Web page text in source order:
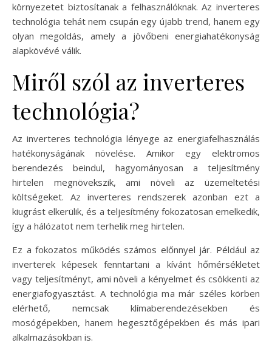
környezetet biztosítanak a felhasználóknak. Az inverteres
technológia tehát nem csupán egy újabb trend, hanem egy
olyan megoldás, amely a jövőbeni energiahatékonyság
alapkövévé válik.
Miről szól az inverteres
technológia?
Az inverteres technológia lényege az energiafelhasználás
hatékonyságának növelése. Amikor egy elektromos
berendezés beindul, hagyományosan a teljesítmény
hirtelen megnövekszik, ami növeli az üzemeltetési
költségeket. Az inverteres rendszerek azonban ezt a
kiugrást elkerülik, és a teljesítmény fokozatosan emelkedik,
így a hálózatot nem terhelik meg hirtelen.
Ez a fokozatos működés számos előnnyel jár. Például az
inverterek képesek fenntartani a kívánt hőmérsékletet
vagy teljesítményt, ami növeli a kényelmet és csökkenti az
energiafogyasztást. A technológia ma már széles körben
elérhető, nemcsak klímaberendezésekben és
mosógépekben, hanem hegesztőgépekben és más ipari
alkalmazásokban is.